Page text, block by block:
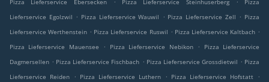
Pizza Lieferservice Ebersecken
Pizza Lieferservice Steinhuserberg
Pizza
Lieferservice Egolzwil . Pizza Lieferservice Wauwil . Pizza Lieferservice Zell . Pizza
Lieferservice Werthenstein . Pizza Lieferservice Ruswil . Pizza Lieferservice Kaltbach .
Pizza Lieferservice Mauensee
. Pizza Lieferservice Nebikon .
Pizza Lieferservice
Dagmersellen . Pizza Lieferservice Fischbach . Pizza Lieferservice Grossdietwil . Pizza
Lieferservice Reiden
. Pizza Lieferservice Luthern . Pizza Lieferservice Hofstatt .